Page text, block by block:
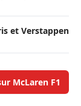
et Verstappen
McLaren F1